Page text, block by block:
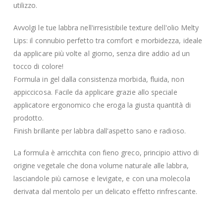
utilizzo.
Avvolgi le tue labbra nell'irresistibile texture dell'olio Melty
Lips: il connubio perfetto tra comfort e morbidezza, ideale
da applicare più volte al giorno, senza dire addio ad un
tocco di colore!
Formula in gel dalla consistenza morbida, fluida, non
appiccicosa. Facile da applicare grazie allo speciale
applicatore ergonomico che eroga la giusta quantità di
prodotto.
Finish brillante per labbra dall'aspetto sano e radioso.
La formula è arricchita con fieno greco, principio attivo di
origine vegetale che dona volume naturale alle labbra,
lasciandole più carnose e levigate, e con una molecola
derivata dal mentolo per un delicato effetto rinfrescante.